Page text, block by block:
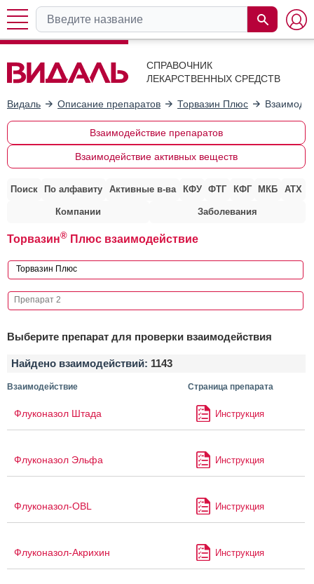
СПРАВОЧНИК
ЛЕКАРСТВЕННЫХ СРЕДСТВ
Видаль Описание препаратов Торвазин Плюс
Взаимодействие препаратов
Взаимодействие активных веществ
Поиск По алфавиту Активные в-ва КФУ ФТГ КФГ МКБ АТХ
Компании Заболевания
Торвазин® Плюс взаимодействие
Выберите препарат для проверки взаимодействия
Найдено взаимодействий: 1143
Взаимодействие Страница препарата
Флуконазол Штада Инструкция
Флуконазол Эльфа Инструкция
Флуконазол-OBL Инструкция
Флуконазол-Акрихин Инструкция